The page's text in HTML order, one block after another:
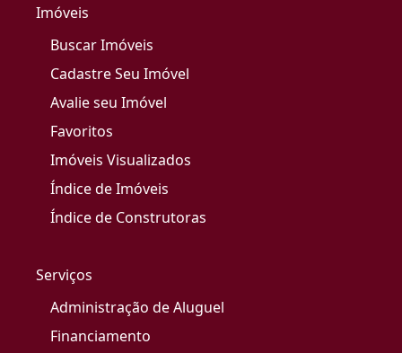
Imóveis
Buscar Imóveis
Cadastre Seu Imóvel
Avalie seu Imóvel
Favoritos
Imóveis Visualizados
Índice de Imóveis
Índice de Construtoras
Serviços
Administração de Aluguel
Financiamento